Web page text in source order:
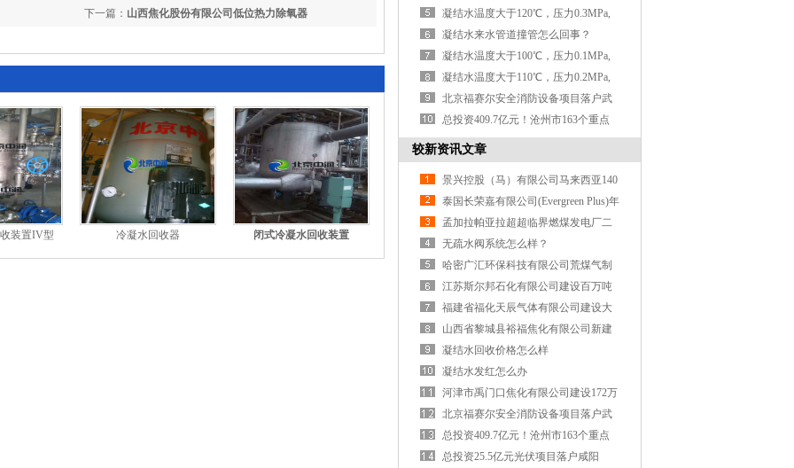
下一篇： 山西焦化股份有限公司低位热力除氧器
装置IV型 冷凝水回收器 闭式冷凝水回收装置
100m外，高差
凝结水温度大于120℃，压力0.3MPa,
要输送到100米以
凝结水来水管道撞管怎么回事？
凝结水温度大于100℃，压力0.1MPa,
要输送到50米以
凝结水温度大于110℃，压力0.2MPa,
要输送到50米以
北京福赛尔安全消防设备项目落户武
清开发区
总投资409.7亿元！沧州市163个重点
项目集中开工
较新资讯文章
景兴控股（马）有限公司马来西亚140
万吨浆纸项
泰国长荣嘉有限公司(Evergreen Plus)年
产42万吨纸浆
孟加拉帕亚拉超超临界燃煤发电厂二
期
无疏水阀系统怎么样？
哈密广汇环保科技有限公司荒煤气制
乙二醇项目
江苏斯尔邦石化有限公司建设百万吨
煤制甲醇项
福建省福化天辰气体有限公司建设大
型煤气化项
山西省黎城县裕福焦化有限公司新建
600万吨焦化
凝结水回收价格怎么样
凝结水发红怎么办
河津市禹门口焦化有限公司建设172万
吨/年焦化项
北京福赛尔安全消防设备项目落户武
清开发区
总投资409.7亿元！沧州市163个重点
项目集中开工
总投资25.5亿元光伏项目落户咸阳